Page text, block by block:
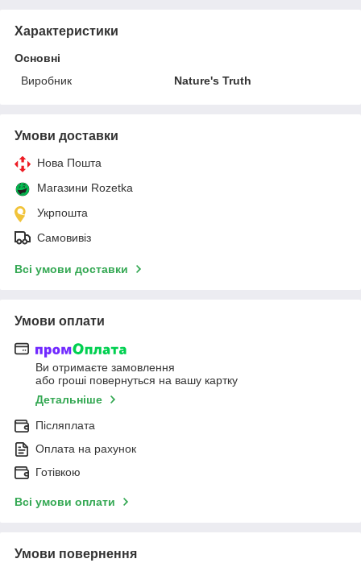
Характеристики
Основні
Виробник
Nature's Truth
Умови доставки
Нова Пошта
Магазини Rozetka
Укрпошта
Самовивіз
Всі умови доставки
Умови оплати
Ви отримаєте замовлення
або гроші повернуться на вашу картку
Детальніше
Післяплата
Оплата на рахунок
Готівкою
Всі умови оплати
Умови повернення